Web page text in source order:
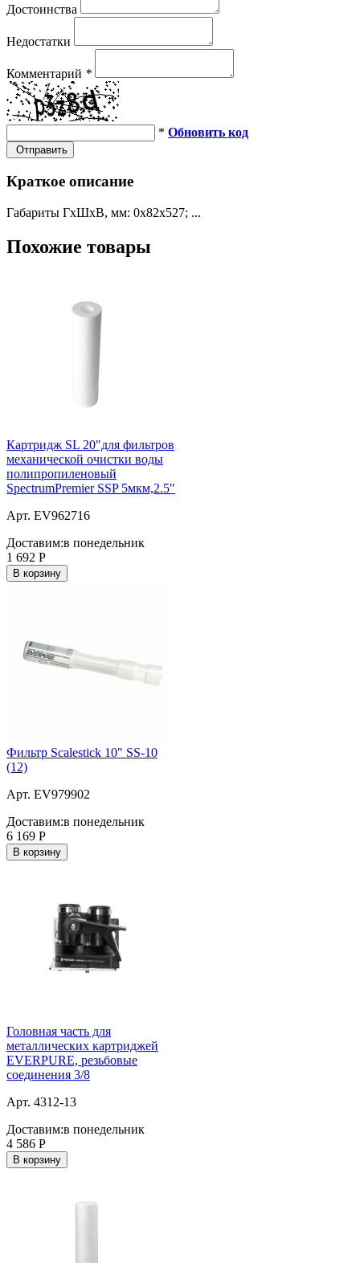
Достоинства
Недостатки
Комментарий *
* Обновить код
Отправить
Краткое описание
Габариты ГхШхВ, мм: 0х82х527; ...
Похожие товары
Картридж SL 20"для фильтров
механической очистки воды
полипропиленовый
SpectrumPremier SSP 5мкм,2.5"
Арт. EV962716
Доставим:в понедельник
1 692 Р
В корзину
Фильтр Scalestick 10" SS-10
(12)
Арт. EV979902
Доставим:в понедельник
6 169 Р
В корзину
Головная часть для
металлических картриджей
EVERPURE, резьбовые
соединения 3/8
Арт. 4312-13
Доставим:в понедельник
4 586 Р
В корзину